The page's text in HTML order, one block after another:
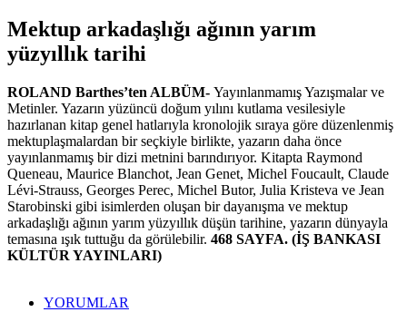
Mektup arkadaşlığı ağının yarım
yüzyıllık tarihi
ROLAND Barthes’ten ALBÜM- Yayınlanmamış Yazışmalar ve
Metinler. Yazarın yüzüncü doğum yılını kutlama vesilesiyle
hazırlanan kitap genel hatlarıyla kronolojik sıraya göre düzenlenmiş
mektuplaşmalardan bir seçkiyle birlikte, yazarın daha önce
yayınlanmamış bir dizi metnini barındırıyor. Kitapta Raymond
Queneau, Maurice Blanchot, Jean Genet, Michel Foucault, Claude
Lévi-Strauss, Georges Perec, Michel Butor, Julia Kristeva ve Jean
Starobinski gibi isimlerden oluşan bir dayanışma ve mektup
arkadaşlığı ağının yarım yüzyıllık düşün tarihine, yazarın dünyayla
temasına ışık tuttuğu da görülebilir. 468 SAYFA. (İŞ BANKASI
KÜLTÜR YAYINLARI)
YORUMLAR